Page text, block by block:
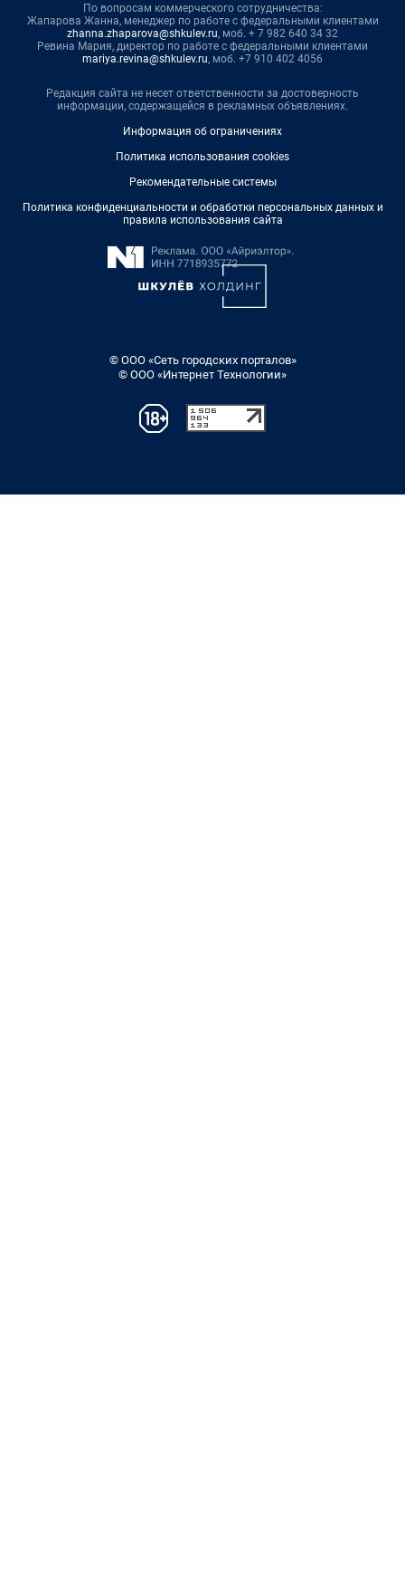
По вопросам коммерческого сотрудничества:
Жапарова Жанна, менеджер по работе с федеральными клиентами
zhanna.zhaparova@shkulev.ru, моб. + 7 982 640 34 32
Ревина Мария, директор по работе с федеральными клиентами
mariya.revina@shkulev.ru, моб. +7 910 402 4056
Редакция сайта не несет ответственности за достоверность
информации, содержащейся в рекламных объявлениях.
Информация об ограничениях
Политика использования cookies
Рекомендательные системы
Политика конфиденциальности и обработки персональных данных и
правила использования сайта
© ООО «Сеть городских порталов»
© ООО «Интернет Технологии»